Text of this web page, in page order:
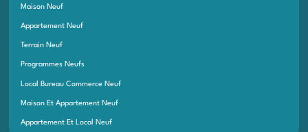
Programmes Neufs
Appartement Neuf
Maison Neuf
Local Bureau Commerce Neuf
Terrain Neuf
Maison Et Appartement Neuf
Appartement Et Local Neuf